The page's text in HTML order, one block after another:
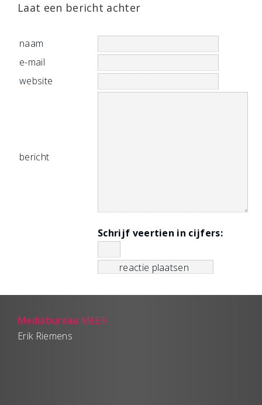
Laat een bericht achter
naam
e-mail
website
bericht
Schrijf veertien in cijfers:
Mediabureau MEER
Erik Riemens